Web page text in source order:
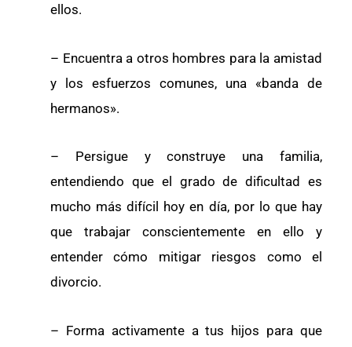
ellos.
– Encuentra a otros hombres para la amistad
y los esfuerzos comunes, una «banda de
hermanos».
– Persigue y construye una familia,
entendiendo que el grado de dificultad es
mucho más difícil hoy en día, por lo que hay
que trabajar conscientemente en ello y
entender cómo mitigar riesgos como el
divorcio.
– Forma activamente a tus hijos para que